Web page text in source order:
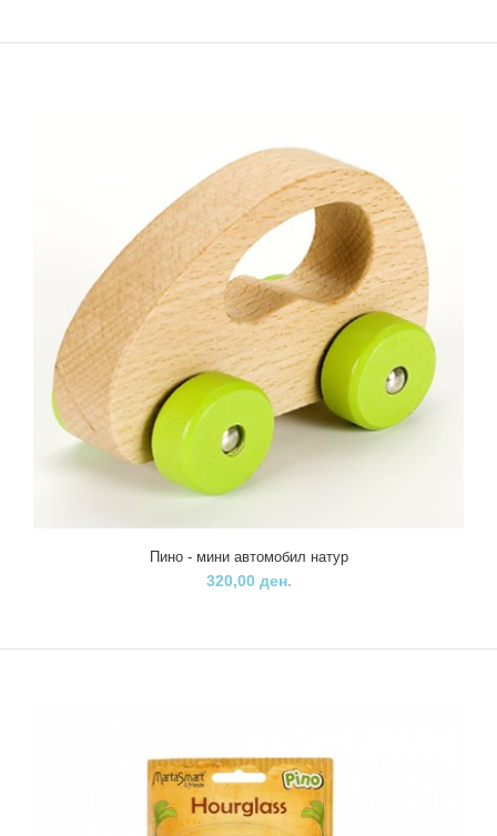
..
Пино - мини автомобил натур
320,00 ден.